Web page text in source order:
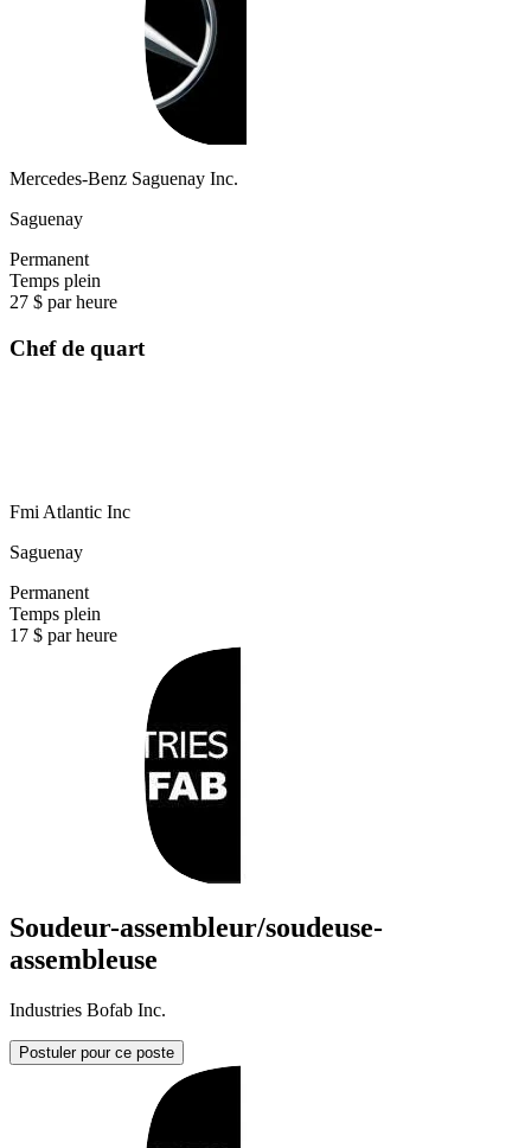
Mercedes-Benz Saguenay Inc.
Saguenay
Permanent
Temps plein
27 $ par heure
Chef de quart
Fmi Atlantic Inc
Saguenay
Permanent
Temps plein
17 $ par heure
Soudeur-assembleur/soudeuse-
assembleuse
Industries Bofab Inc.
Postuler pour ce poste